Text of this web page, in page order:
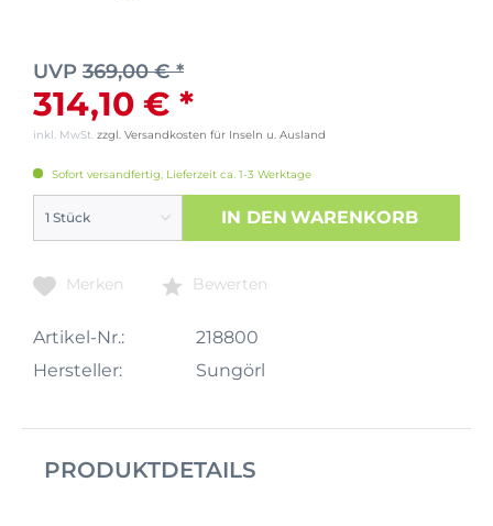
UVP 369,00 € *
314,10 € *
inkl. MwSt. zzgl. Versandkosten für Inseln u. Ausland
Sofort versandfertig, Lieferzeit ca. 1-3 Werktage
IN DEN WARENKORB
Merken Bewerten
Artikel-Nr.:
218800
Hersteller:
Sungörl
PRODUKTDETAILS